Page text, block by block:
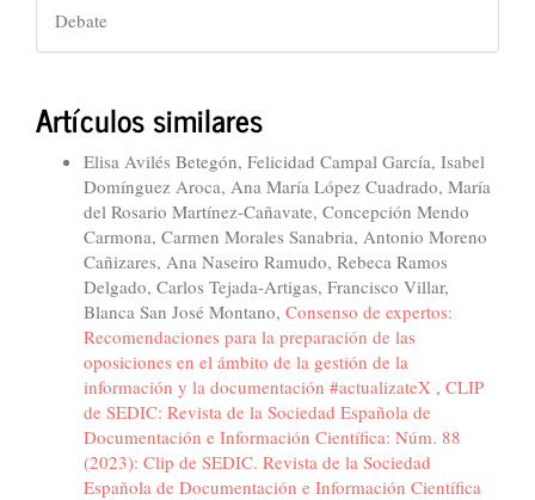
Debate
Artículos similares
Elisa Avilés Betegón, Felicidad Campal García, Isabel
Domínguez Aroca, Ana María López Cuadrado, María
del Rosario Martínez-Cañavate, Concepción Mendo
Carmona, Carmen Morales Sanabria, Antonio Moreno
Cañizares, Ana Naseiro Ramudo, Rebeca Ramos
Delgado, Carlos Tejada-Artigas, Francisco Villar,
Blanca San José Montano, Consenso de expertos:
Recomendaciones para la preparación de las
oposiciones en el ámbito de la gestión de la
información y la documentación #actualizateX , CLIP
de SEDIC: Revista de la Sociedad Española de
Documentación e Información Científica: Núm. 88
(2023): Clip de SEDIC. Revista de la Sociedad
Española de Documentación e Información Científica